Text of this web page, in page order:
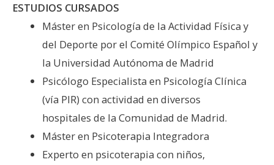
ESTUDIOS CURSADOS
Máster en Psicología de la Actividad Física y
del Deporte por el Comité Olímpico Español y
la Universidad Autónoma de Madrid
Psicólogo Especialista en Psicología Clínica
(vía PIR) con actividad en diversos
hospitales de la Comunidad de Madrid.
Máster en Psicoterapia Integradora
Experto en psicoterapia con niños,